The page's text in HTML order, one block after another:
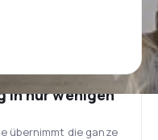
in nur wenigen
übernimmt die ganze